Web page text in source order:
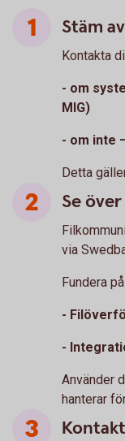
Stäm
Kontakta
- om
MIG)
- om inte
Detta
Se
via
Fundera
-
-
Använder
hanterar